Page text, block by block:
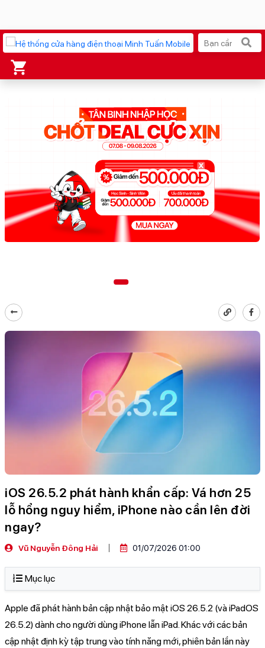
iPhone 17 Pro Max MacBook Neo giá tốt
AirTag 2 Mới Galaxy Z8 Series
OPPO Reno16
Apple Watch S11 Ốp lưng Pitaka
Osmo Pocket 4 Ốp lưng Apple
Loa Marshall Cốc sạc Apple
iOS 26.5.2 phát hành khẩn cấp: Vá hơn 25
lỗ hổng nguy hiểm, iPhone nào cần lên đời
ngay?
Vũ Nguyễn Đông Hải 01/07/2026 01:00
Mục lục
Apple đã phát hành bản cập nhật bảo mật iOS 26.5.2 (và iPadOS
26.5.2) dành cho người dùng iPhone lẫn iPad. Khác với các bản
cập nhật định kỳ tập trung vào tính năng mới, phiên bản lần này